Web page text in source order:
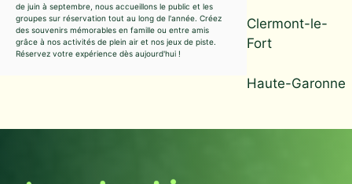
de juin à septembre, nous accueillons le public et les
groupes sur réservation tout au long de l'année. Créez
des souvenirs mémorables en famille ou entre amis
grâce à nos activités de plein air et nos jeux de piste.
Réservez votre expérience dès aujourd'hui !
Clermont-le-
Fort
Haute-Garonne